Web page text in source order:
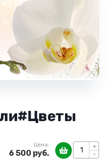
+
-
Цена:
6 500 руб.